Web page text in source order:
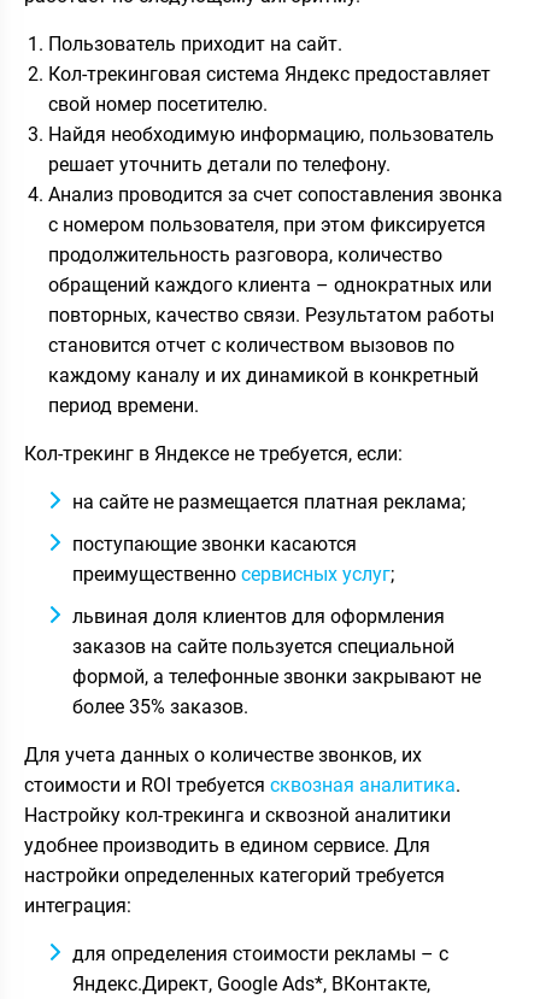
Пользователь приходит на сайт.
Кол-трекинговая система Яндекс предоставляет
свой номер посетителю.
Найдя необходимую информацию, пользователь
решает уточнить детали по телефону.
Анализ проводится за счет сопоставления звонка
с номером пользователя, при этом фиксируется
продолжительность разговора, количество
обращений каждого клиента – однократных или
повторных, качество связи. Результатом работы
становится отчет с количеством вызовов по
каждому каналу и их динамикой в конкретный
период времени.
Кол-трекинг в Яндексе не требуется, если:
на сайте не размещается платная реклама;
поступающие звонки касаются
преимущественно сервисных услуг;
львиная доля клиентов для оформления
заказов на сайте пользуется специальной
формой, а телефонные звонки закрывают не
более 35% заказов.
Для учета данных о количестве звонков, их
стоимости и ROI требуется сквозная аналитика.
Настройку кол-трекинга и сквозной аналитики
удобнее производить в едином сервисе. Для
настройки определенных категорий требуется
интеграция:
для определения стоимости рекламы – с
Яндекс.Директ, Google Ads*, ВКонтакте,